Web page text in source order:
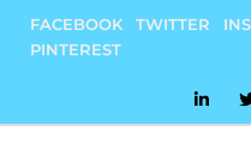
content
FACEBOOK TWITTER
PINTEREST